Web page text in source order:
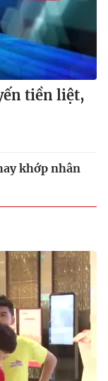
tiền liệt,
khớp nhân